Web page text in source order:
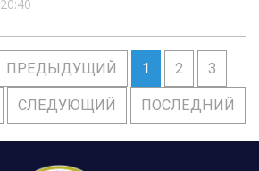
ПРЕДЫДУЩИЙ 1 2 3
СЛЕДУЮЩИЙ ПОСЛЕДНИЙ